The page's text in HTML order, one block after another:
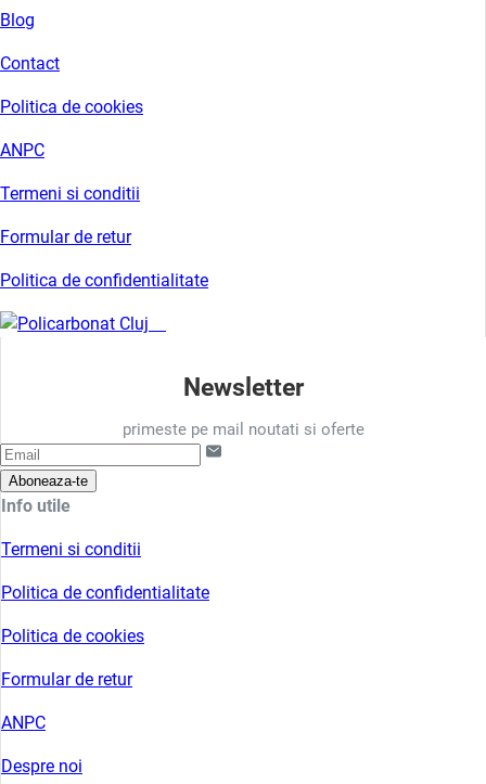
Blog
Contact
Politica de cookies
ANPC
Termeni si conditii
Formular de retur
Politica de confidentialitate
Newsletter
primeste pe mail noutati si oferte
Aboneaza-te
Info utile
Termeni si conditii
Politica de confidentialitate
Politica de cookies
Formular de retur
ANPC
Despre noi